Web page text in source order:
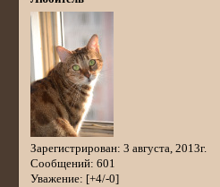
Зарегистрирован: 3 августа, 2013г.
Сообщений: 601
Уважение: [+4/-0]